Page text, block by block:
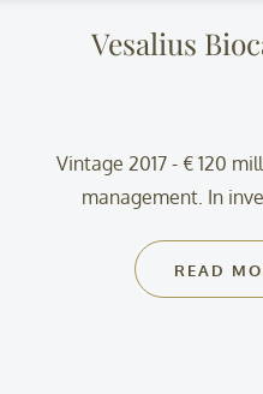
Vesalius
Vintage 2017 - € 120
management. In
READ